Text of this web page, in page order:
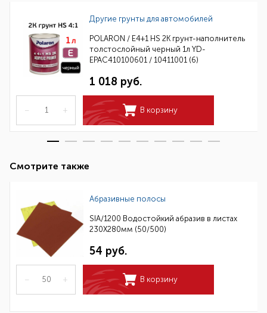
Другие грунты для автомобилей
POLARON / E4+1 HS 2K грунт-наполнитель
толстослойный черный 1л YD-
EPAC410100601 / 10411001 (6)
1 018 руб.
– + В корзину
Смотрите также
Абразивные полосы
SIA/1200 Водостойкий абразив в листах
230Х280мм (50/500)
54 руб.
– + В корзину